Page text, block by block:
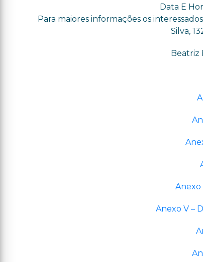
Data E
Para maiores informações os
Silva,
Beatriz
Anexo
Anexo V –